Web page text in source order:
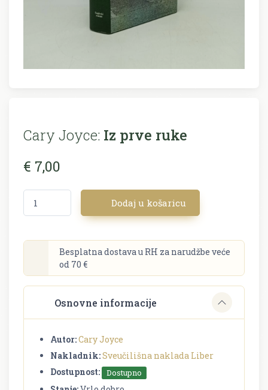
Cary Joyce: Iz prve ruke
€ 7,00
Dodaj u košaricu
Besplatna dostava u RH za narudžbe veće
od 70 €
Osnovne informacije
Autor:Cary Joyce
Nakladnik:Sveučilišna naklada Liber
Dostupnost:
Dostupno